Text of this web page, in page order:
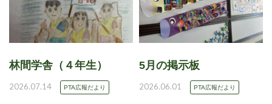
林間学舎（４年生）
2026.07.14 PTA広報だより
5月の掲示板
2026.06.01 PTA広報だより